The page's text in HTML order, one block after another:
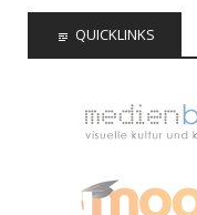
QUICKLINKS